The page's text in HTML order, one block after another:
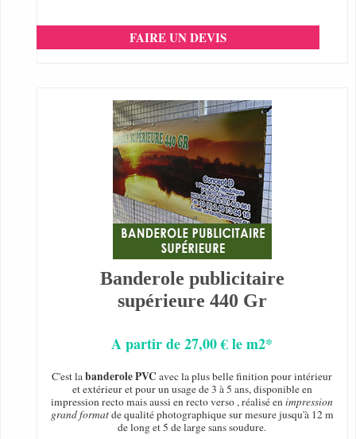
FAIRE UN DEVIS
Banderole publicitaire
supérieure 440 Gr
A partir de 27,00 € le m2*
C'est labanderole PVC avec la plus belle finition pour intérieur
et extérieur et pour un usage de 3 à 5 ans, disponible en
impression recto mais aussi en recto verso , réalisé enimpression
grand formatde qualité photographique sur mesure jusqu'à 12 m
de long et 5 de large sans soudure.